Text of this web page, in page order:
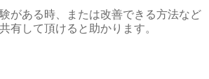
がある時、または改善できる方法など
有して頂けると助かります。